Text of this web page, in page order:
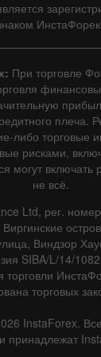
Предыдущее|
Данные не найдены
Прогноз
При торговле
плеча.
либо торговые
рисками,
могут включать
не всё.
Ltd, рег.
Виндзор
SIBA/L/14/
торговых
InstaForex.
принадлежат